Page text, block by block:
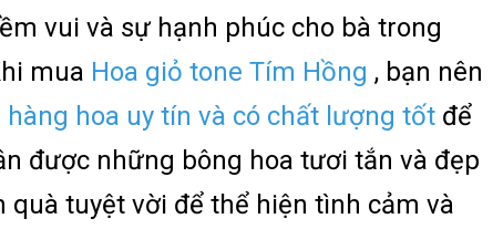
vui và sự hạnh phúc cho bà trong
mua Hoa giỏ tone Tím Hồng , bạn nên
hàng hoa uy tín và có chất lượng tốt để
được những bông hoa tươi tắn và đẹp
quà tuyệt vời để thể hiện tình cảm và